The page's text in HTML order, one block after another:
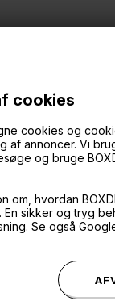
cookies
cookies og
af annoncer. Vi
og bruge
om, hvordan
. En sikker og tryg
Se også